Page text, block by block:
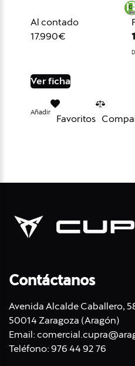
Al contado
17.990€
Ver ficha
Añadir
Favoritos
Contáctanos
Avenida Alcalde Caballero,
50014 Zaragoza (Aragón)
Email:
Teléfono: 976 44 92 76